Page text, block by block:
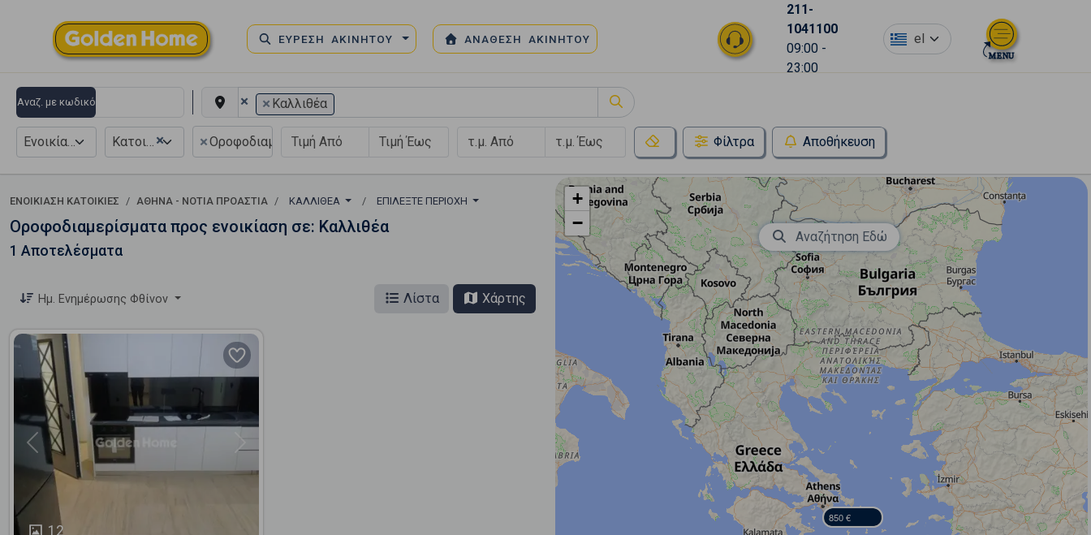
ΕΥΡΕΣΗ ΑΚΙΝΗΤΟΥ ΑΝΑΘΕΣΗ ΑΚΙΝΗΤΟΥ
211-
1041100
09:00 -
23:00
el
Αναζ. με κωδικό × × Καλλιθέα
×
Κατοικία ×Οροφοδιαμέρισμα Φίλτρα Αποθήκευση
ΕΝΟΙΚΊΑΣΗ ΚΑΤΟΙΚΊΕΣ ΑΘΉΝΑ - ΝΌΤΙΑ ΠΡΟΆΣΤΙΑ ΚΑΛΛΙΘΈΑ ΕΠΙΛΈΞΤΕ ΠΕΡΙΟΧΉ
Οροφοδιαμερίσματα προς ενοικίαση σε: Καλλιθέα
1 Αποτελέσματα
Ημ. Ενημέρωσης Φθίνον Λίστα Χάρτης
12
Previous Next
850 €
+
−
Αναζήτηση Εδώ